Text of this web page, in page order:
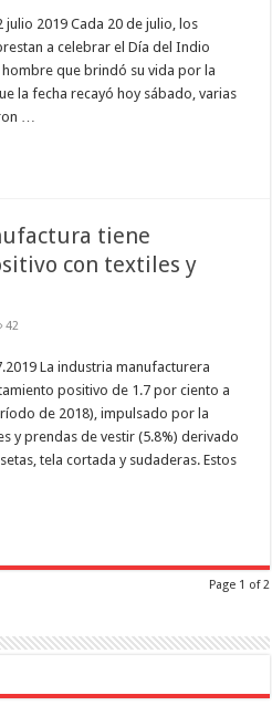
julio 2019 Cada 20 de julio, los
a celebrar el Día del Indio
que brindó su vida por la
la fecha recayó hoy sábado, varias
…
tiene
con textiles y
42
La industria manufacturera
positivo de 1.7 por ciento a
de 2018), impulsado por la
y prendas de vestir (5.8%) derivado
tela cortada y sudaderas. Estos
Page 1 of 2